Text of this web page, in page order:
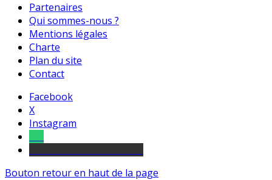
Partenaires
Qui sommes-nous ?
Mentions légales
Charte
Plan du site
Contact
Facebook
X
Instagram
Bouton retour en haut de la page